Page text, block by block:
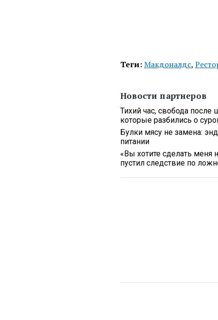
Теги:Макдоналдс,
Новости партнеров
Тихий час, свобода
которые разбились о
Булки мясу не замена:
питании
«Вы хотите сделать
пустил следствие по